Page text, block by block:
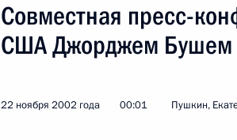
Послания Федеральному Собранию
Заявления по важнейшим вопросам
Речи и обращения
Совместная пресс-
США Джорджем Бушем
22 ноября 2002 года 00:01 Пушкин,